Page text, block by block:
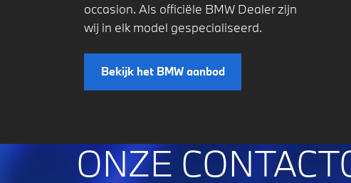
occasion. Als officiële BMW Dealer zijn
wij in elk model gespecialiseerd.
Bekijk het BMW aanbod
ONZE